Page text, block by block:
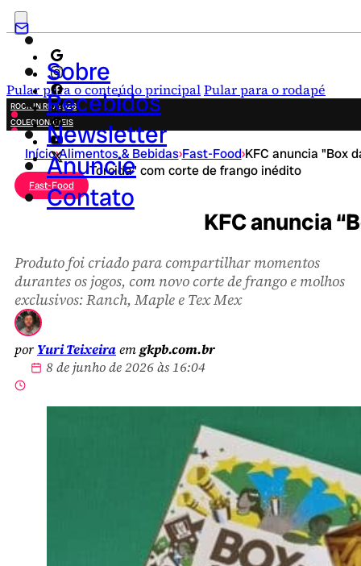
Pular para o conteúdo principalPular para o rodapé
Sobre
Recebidos
Newsletter
Anuncie
Contato
ROCK IN RIO 2026
COLECIONÁVEIS
FESTA JUNINA
NOVIDADES
CAMPANHAS CRIATIVAS
Início›Alimentos & Bebidas›Fast-Food›KFC anuncia "Box
Torcida" com corte de frango inédito
Fast-Food
KFC anuncia
Produto foi criado para compartilhar momentos
durantes os jogos, com novo corte de frango e molhos
exclusivos: Ranch, Maple e Tex Mex
por Yuri Teixeiraemgkpb.com.br
8 de junho de 2026 às 16:04